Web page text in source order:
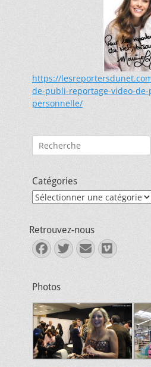
https://
de-publi-reportage-video-
personnelle/
Rechercher :
Catégories
Catégories
Retrouvez-nous
Facebook
Twitter
E-
mail
Vimeo
Photos